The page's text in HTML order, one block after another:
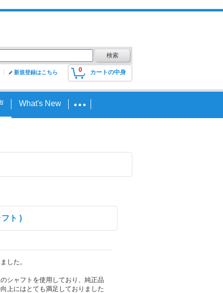
0 カートの中身
新規登録はこちら
What's New
ト )
した。
シャフトを使用しており、純正品
上にはとても満足しておりました